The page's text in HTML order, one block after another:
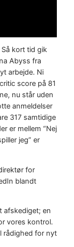
kort tid gik
Abyss fra
arbejde. Ni
score på 81
nu står uden
anmeldelser
317 samtidige
er mellem “Nej
jeg” er
for
blandt
afskediget; en
vores kontrol.
rådighed for nyt